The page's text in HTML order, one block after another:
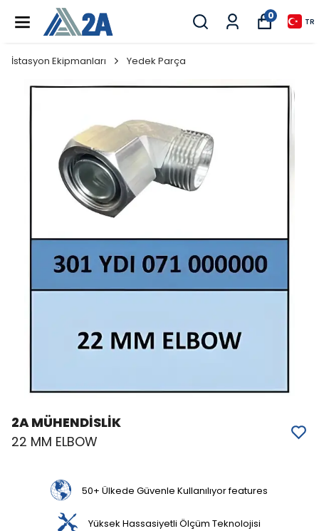
0
TR
İstasyon Ekipmanları Yedek Parça
2A MÜHENDİSLİK
22 MM ELBOW
50+ Ülkede Güvenle Kullanılıyor features
Yüksek Hassasiyetli Ölçüm Teknolojisi